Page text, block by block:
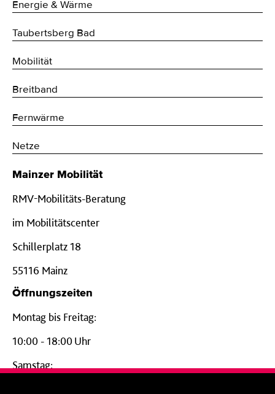
Energie & Wärme
Taubertsberg Bad
Mobilität
Breitband
Fernwärme
Netze
Mainzer Mobilität
RMV-Mobilitäts-Beratung
im Mobilitätscenter
Schillerplatz 18
55116 Mainz
Öffnungszeiten
Montag bis Freitag:
10:00 - 18:00 Uhr
Samstag: